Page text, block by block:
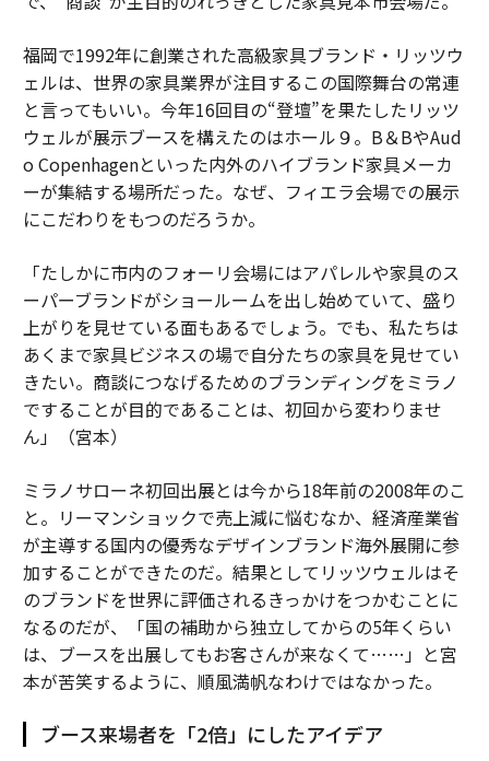
福岡で1992年に創業された高級家具ブランド・リッツウ
ェルは、世界の家具業界が注目するこの国際舞台の常連
と言ってもいい。今年16回目の“登壇”を果たしたリッツ
ウェルが展示ブースを構えたのはホール９。B＆BやAud
o Copenhagenといった内外のハイブランド家具メーカ
ーが集結する場所だった。なぜ、フィエラ会場での展示
にこだわりをもつのだろうか。
「たしかに市内のフォーリ会場にはアパレルや家具のス
ーパーブランドがショールームを出し始めていて、盛り
上がりを見せている面もあるでしょう。でも、私たちは
あくまで家具ビジネスの場で自分たちの家具を見せてい
きたい。商談につなげるためのブランディングをミラノ
ですることが目的であることは、初回から変わりませ
ん」（宮本）
ミラノサローネ初回出展とは今から18年前の2008年のこ
と。リーマンショックで売上減に悩むなか、経済産業省
が主導する国内の優秀なデザインブランド海外展開に参
加することができたのだ。結果としてリッツウェルはそ
のブランドを世界に評価されるきっかけをつかむことに
なるのだが、「国の補助から独立してからの5年くらい
は、ブースを出展してもお客さんが来なくて……」と宮
本が苦笑するように、順風満帆なわけではなかった。
ブース来場者を「2倍」にしたアイデア